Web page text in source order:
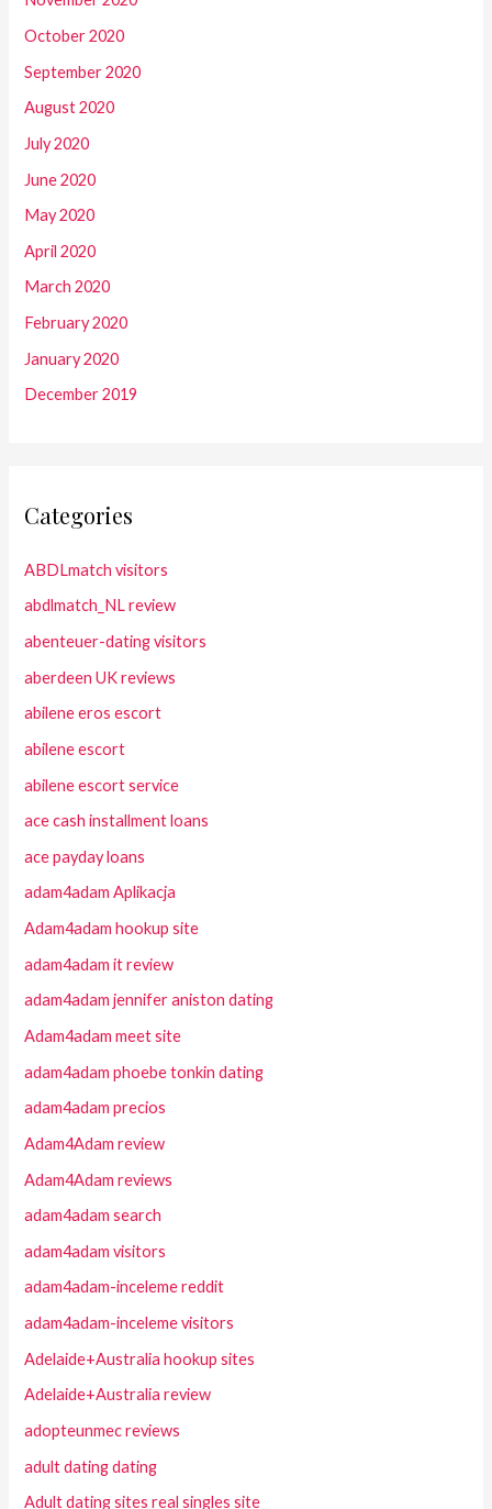
October 2020
September 2020
August 2020
July 2020
June 2020
May 2020
April 2020
March 2020
February 2020
January 2020
December 2019
Categories
ABDLmatch visitors
abdlmatch_NL review
abenteuer-dating visitors
aberdeen UK reviews
abilene eros escort
abilene escort
abilene escort service
ace cash installment loans
ace payday loans
adam4adam Aplikacja
Adam4adam hookup site
adam4adam it review
adam4adam jennifer aniston dating
Adam4adam meet site
adam4adam phoebe tonkin dating
adam4adam precios
Adam4Adam review
Adam4Adam reviews
adam4adam search
adam4adam visitors
adam4adam-inceleme reddit
adam4adam-inceleme visitors
Adelaide+Australia hookup sites
Adelaide+Australia review
adopteunmec reviews
adult dating dating
Adult dating sites real singles site